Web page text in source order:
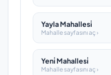
Yayla Mahallesi̇
Mahalle sayfasını aç ›
Yeni̇ Mahallesi̇
Mahalle sayfasını aç ›